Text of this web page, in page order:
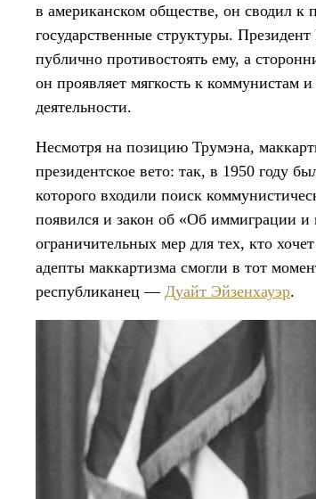
в американском обществе, он сводил
государственные структуры.
публично противостоять ему, а
он проявляет мягкость к коммунистам
деятельности.
Несмотря на позицию Трумэна,
президентское вето: так, в 1950 году
которого входили поиск
появился и закон об «Об иммиграции и
ограничительных мер для тех, кто
адепты маккартизма смогли в тот
республиканец — Дуайт Эйзенхауэр.